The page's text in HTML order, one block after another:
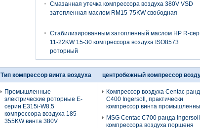
Смазанная утечка компрессора воздуха 380V VSD
затопленная маслом RM15-75KW свободная
Стабилизированным затопленный маслом HP R-
11-22KW 15-30 компрессора воздуха ISO8573
роторный
Тип компрессор винта воздуха
Промышленные
электрические роторные E-
серии E315i-W8.5
компрессора воздуха 185-
355KW винта 380V
центробежный компрессор
Компрессор воздуха Centac
C400 Ingersoll, практически
компрессор винта
MSG Centac C700 ранда Ingersoll
компрессора воздуха поршеня